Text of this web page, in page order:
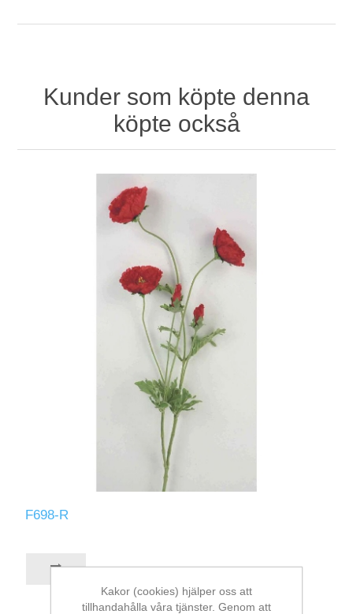
Kunder som köpte denna
köpte också
F698-R
Kakor (cookies) hjälper oss att
tillhandahålla våra tjänster. Genom att